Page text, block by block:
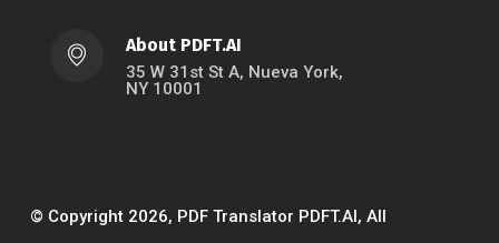
About PDFT.AI
35 W 31st St A, Nueva York,
NY 10001
© Copyright 2026, PDF Translator PDFT.AI, All